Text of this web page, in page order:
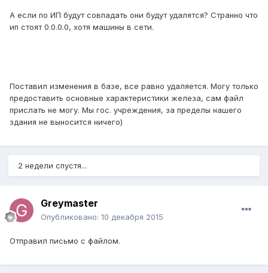
А если по ИП будут совпадать они будут удалятся? Странно что
ип стоят 0.0.0.0, хотя машины в сети.
Поставил изменения в базе, все равно удаляется. Могу только
предоставить основные характеристики железа, сам файл
прислать не могу. Мы гос. учреждения, за пределы нашего
здания не выносится ничего)
2 недели спустя...
Greymaster
Опубликовано: 10 декабря 2015
Отправил письмо с файлом.